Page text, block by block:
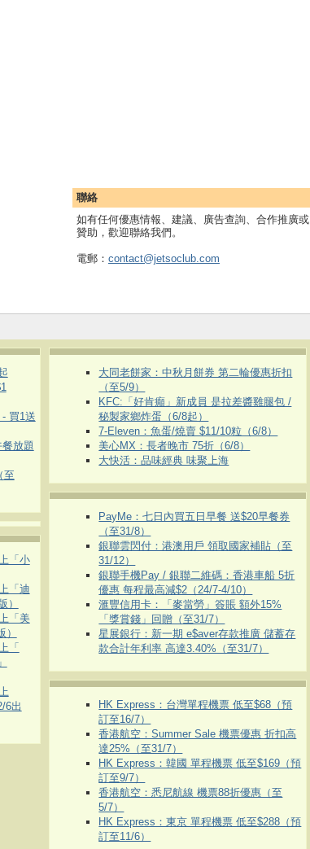
聯絡
如有任何優惠情報、建議、廣告查詢、合作推廣或
贊助，歡迎聯絡我們。
電郵： contact@jetsoclub.com
買1送
放題
至
「小
「迪
）
「美
「
6出
大同老餅家：中秋月餅券 第二輪優惠折扣
（至5/9）
KFC:「好肯癲」新成員 是拉差醬雞腿包 /
秘製家鄉炸蛋（6/8起）
7-Eleven：魚蛋/燒賣 $11/10粒（6/8）
美心MX：長者晚市 75折（6/8）
大快活：品味經典 味聚上海
PayMe：七日內買五日早餐 送$20早餐券
（至31/8）
銀聯雲閃付：港澳用戶 領取國家補貼（至
31/12）
銀聯手機Pay / 銀聯二維碼：香港車船 5折
優惠 每程最高減$2（24/7-4/10）
滙豐信用卡：「麥當勞」簽賬 額外15%
「獎賞錢」回贈（至31/7）
星展銀行：新一期 e$aver存款推廣 儲蓄存
款合計年利率 高達3.40%（至31/7）
HK Express：台灣單程機票 低至$68（預
訂至16/7）
香港航空：Summer Sale 機票優惠 折扣高
達25%（至31/7）
HK Express：韓國 單程機票 低至$169（預
訂至9/7）
香港航空：悉尼航線 機票88折優惠（至
5/7）
HK Express：東京 單程機票 低至$288（預
訂至11/6）